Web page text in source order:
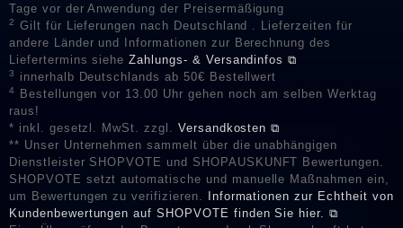
Tage vor der Anwendung der Preisermäßigung
2
Gilt für Lieferungen nach Deutschland . Lieferzeiten für
andere Länder und Informationen zur Berechnung des
Liefertermins sieheZahlungs- & Versandinfos ⧉
3 innerhalb Deutschlands ab 50€ Bestellwert
4
Bestellungen vor 13.00 Uhr gehen noch am selben Werktag
raus!
* inkl. gesetzl. MwSt. zzgl. Versandkosten ⧉
** Unser Unternehmen sammelt über die unabhängigen
Dienstleister SHOPVOTE und SHOPAUSKUNFT Bewertungen.
SHOPVOTE setzt automatische und manuelle Maßnahmen ein,
um Bewertungen zu verifizieren.
Informationen zur Echtheit von
Kundenbewertungen auf SHOPVOTE finden Sie hier. ⧉